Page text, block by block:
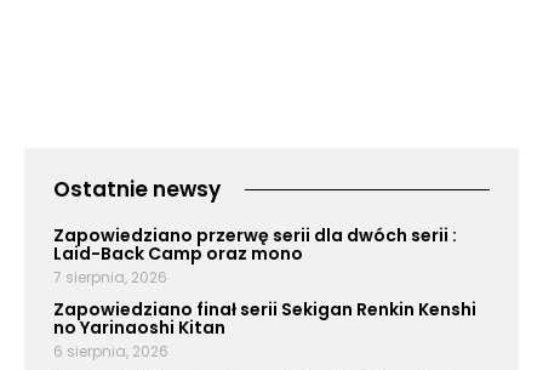
Ostatnie newsy
Zapowiedziano przerwę serii dla dwóch serii :
Laid-Back Camp oraz mono
7 sierpnia, 2026
Zapowiedziano finał serii Sekigan Renkin Kenshi
no Yarinaoshi Kitan
6 sierpnia, 2026